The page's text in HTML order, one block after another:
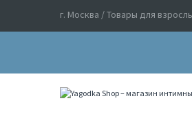
г. Москва / Товары для